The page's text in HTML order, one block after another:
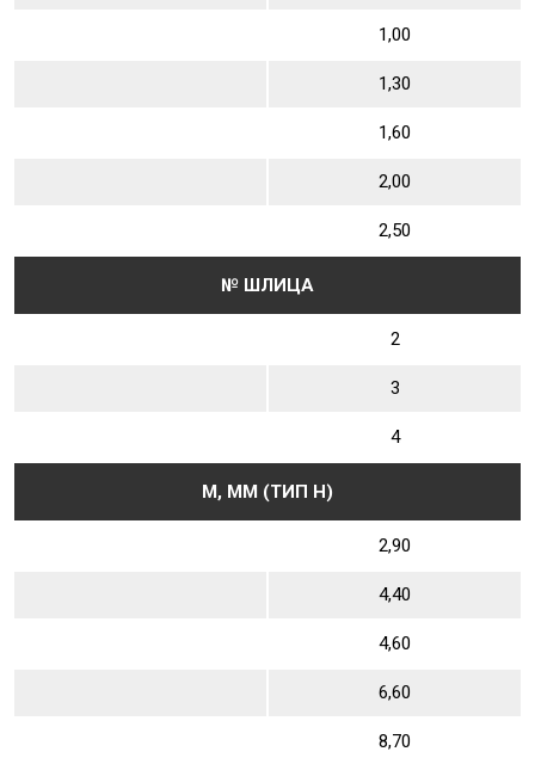
1,00
1,30
1,60
2,00
2,50
№ ШЛИЦА
2
3
4
М, ММ (ТИП Н)
2,90
4,40
4,60
6,60
8,70